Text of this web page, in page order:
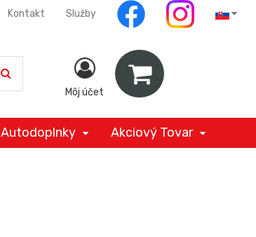
Kontakt Služby
Môj účet
Autodoplnky Akciový Tovar